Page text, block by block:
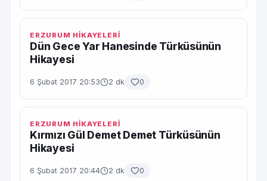
ERZURUM HİKAYELERİ
Dün Gece Yar Hanesinde Türküsünün
Hikayesi
6 Şubat 2017 20:53 2 dk 0
ERZURUM HİKAYELERİ
Kırmızı Gül Demet Demet Türküsünün
Hikayesi
6 Şubat 2017 20:44 2 dk 0